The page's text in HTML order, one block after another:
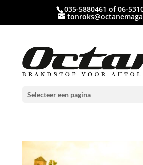
035-5880461 of 06-
Selecteer een pagina